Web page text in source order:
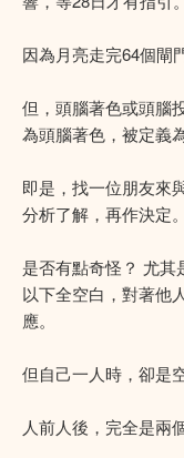
因為月亮走完64個閘
但，頭腦著色或頭腦
為頭腦著色，被定義
即是，找一位朋友來
分析了解，再作決定。
是否有點奇怪？ 尤
以下全空白，對著他
應。
但自己一人時，卻是
人前人後，完全是兩